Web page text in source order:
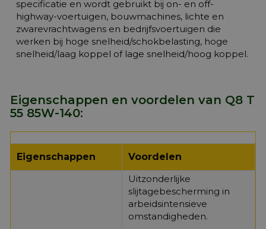
specificatie en wordt gebruikt bij on- en off-
highway-voertuigen, bouwmachines, lichte en
zwarevrachtwagens en bedrijfsvoertuigen die
werken bij hoge snelheid/schokbelasting, hoge
snelheid/laag koppel of lage snelheid/hoog koppel.
Eigenschappen en voordelen van Q8 T
55 85W-140:
Eigenschappen
Voordelen
Uitzonderlijke
slijtagebescherming in
arbeidsintensieve
omstandigheden.